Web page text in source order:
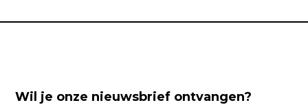
Wil je onze nieuwsbrief ontvangen?